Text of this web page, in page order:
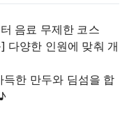
음료 무제한 코스
다양한 인원에 맞춰 개
득한 만두와 딤섬을 합